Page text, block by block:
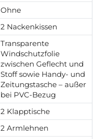
Ohne
2 Nackenkissen
Transparente
Windschutzfolie
zwischen Geflecht und
Stoff sowie Handy- und
Zeitungstasche – außer
bei PVC-Bezug
2 Klapptische
2 Armlehnen